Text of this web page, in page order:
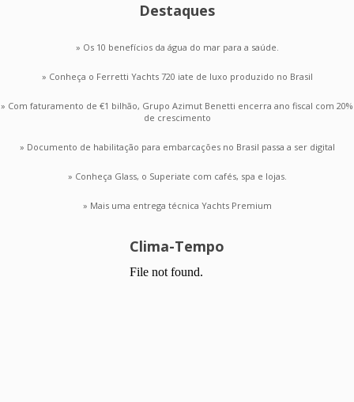
Destaques
» Os 10 benefícios da água do mar para a saúde.
» Conheça o Ferretti Yachts 720 iate de luxo produzido no Brasil
» Com faturamento de €1 bilhão, Grupo Azimut Benetti encerra ano fiscal com 20%
de crescimento
» Documento de habilitação para embarcações no Brasil passa a ser digital
» Conheça Glass, o Superiate com cafés, spa e lojas.
» Mais uma entrega técnica Yachts Premium
Clima-Tempo